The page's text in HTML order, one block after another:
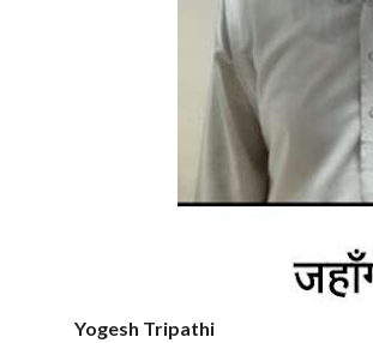
Yogesh Tripathi